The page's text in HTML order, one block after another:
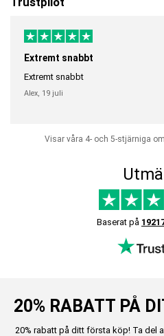
Extremt snabbt
Extremt snabbt
Alex, 19 juli
Visar våra 4- och 5-stjärniga
Baserat på
20% RABATT PÅ
20% rabatt på ditt första köp! Ta del